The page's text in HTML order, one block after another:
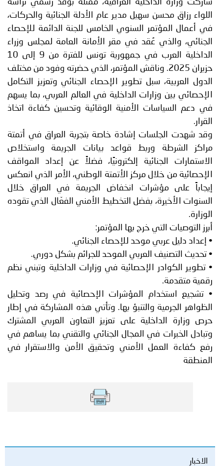
بنا
اللواء رزاق محسن سهيل مدير عام الأدلة الجنائية والحركات،
في أعمال المؤتمر السنوي الخامس للجنة الدائمة للإحصاء
الجنائي، والذي عُقد في مقر الأمانة العامة لمجلس وزراء
الداخلية العرب في جمهورية تونس للفترة من 9 إلى 10
حزيران 2025. وناقش المؤتمر، الذي حضرته وفود من مختلف
الدول العربية، سبل تطوير الإحصاء الجنائي وتعزيز التكامل
الإحصائي بين وزارات الداخلية في العالم العربي، بما يسهم
في دعم السياسات الأمنية الوقائية وتحسين كفاءة اتخاذ
القرار.
وقد شهدت الجلسات إشادة خاصة بتجربة العراق في أتمتة
مراكز الشرطة وربط قواعد بيانات الجريمة واستخلاص
الاستمارات الجنائية إلكترونيًا، فضلاً عن إعداد المواقف
الإحصائية من خلال مركز الأتمتة الوطني، الأمر الذي انعكس
إيجاباً على مؤشرات انخفاض الجريمة في العراق خلال
السنوات الأخيرة، بفضل التخطيط الأمني الفعّال الذي تقوده
الوزارة.
أبرز التوصيات التي خرج بها المؤتمر:
• إعداد دليل عربي موحد للإحصاء الجنائي.
• تحديث التصنيف العربي الموحد للجرائم بشكل دوري.
• تطوير الكوادر الإحصائية في وزارات الداخلية وتبني نظم
رقمية متقدمة.
• تشجيع استخدام المؤشرات الإحصائية في رصد وتحليل
الظواهر الجرمية والتنبؤ بها. وتأتي هذه المشاركة في إطار
حرص وزارة الداخلية على تعزيز التعاون العربي المشترك
وتبادل الخبرات في المجال الجنائي والتقني بما يساهم في
رفع كفاءة العمل الأمني وتحقيق الأمن والاستقرار في
المنطقة
الاخبار